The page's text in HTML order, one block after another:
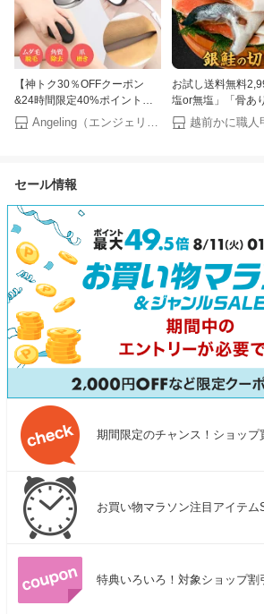
【神トク30％OFFクーポン
&24時間限定40%ポイントバ
ック！】脱毛 こするだけ 除毛
パッド くるくる 除毛 毛剃り
ラスリムーバー 摩擦 ムダ毛処
ない 角質除去 無痛 男女用 送
料無料
Angeling（エンジェリング）
お試し送料無料
塩or無塩」「骨あ
し」が選べる！⇒
の銀鮭 切り身 業務
セール情報
期間限定のチャンス！ショップ
お買い物マラソン注目アイテム
特典いろいろ！対象ショップ割